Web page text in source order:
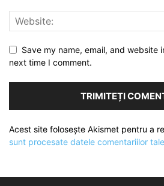
Save my name, email, and website
next time I comment.
Acest site folosește Akismet pentru a
sunt procesate datele comentariilor tale